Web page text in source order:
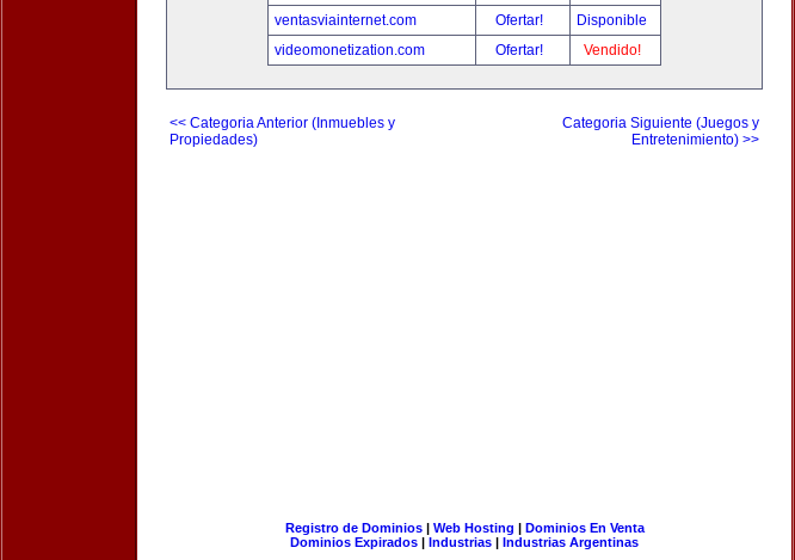
ventasviainternet.com
Ofertar!
Disponible
videomonetization.com
Ofertar! Vendido!
<< Categoria Anterior (Inmuebles y
Propiedades)
Categoria Siguiente (Juegos y
Entretenimiento) >>
Registro de Dominios| Web Hosting | Dominios En Venta
Dominios Expirados | Industrias | Industrias Argentinas